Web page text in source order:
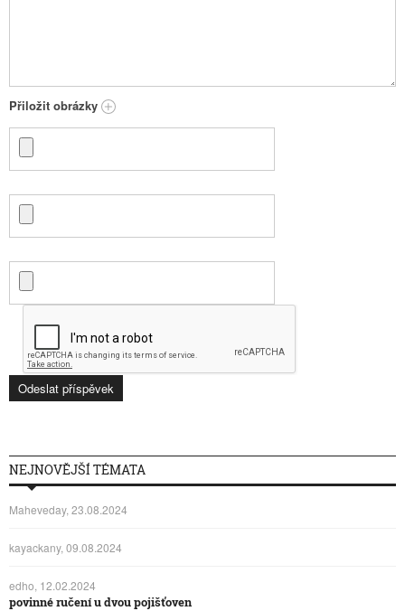
Přiložit obrázky
NEJNOVĚJŠÍ TÉMATA
Maheveday, 23.08.2024
kayackany, 09.08.2024
edho, 12.02.2024
povinné ručení u dvou pojišťoven